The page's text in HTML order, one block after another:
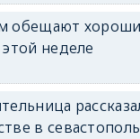
обещают
неделе
в